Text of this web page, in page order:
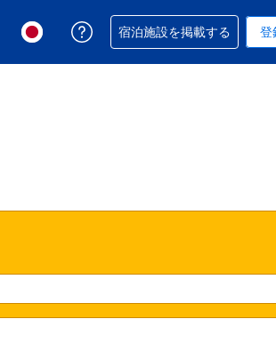
貨を選択. 現在選択中の表示通貨は円です
言語を選択. 現在選択中の言語は日本語
予約に関するサポートを受
宿泊施設を掲載する 登